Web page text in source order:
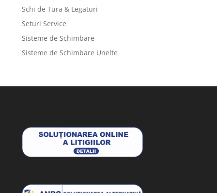
Schi de Tura & Legaturi
Seturi Service
Sisteme de Schimbare
Sisteme de Schimbare Unelte